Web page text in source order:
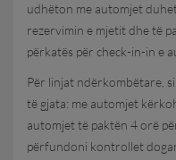
udhëton me automjet
rezervimin e mjetit dhe të
përkatës për check-in-in e
Për linjat ndërkombëtare, si
të gjata: me automjet
automjet të paktën 4 orë
përfundoni kontrollet